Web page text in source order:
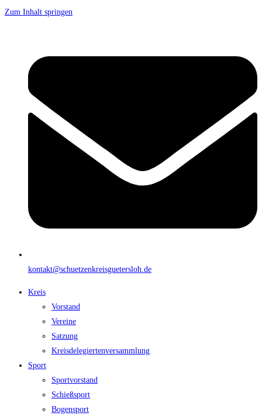
Zum Inhalt springen
kontakt@schuetzenkreisguetersloh.de
Kreis
Vorstand
Vereine
Satzung
Kreisdelegiertenversammlung
Sport
Sportvorstand
Schießsport
Bogensport